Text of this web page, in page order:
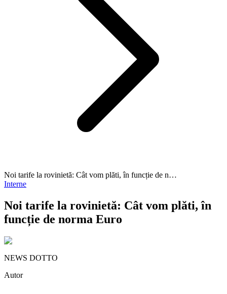
Noi tarife la rovinietă: Cât vom plăti, în funcție de n…
Interne
Noi tarife la rovinietă: Cât vom plăti, în
funcție de norma Euro
NEWS DOTTO
Autor